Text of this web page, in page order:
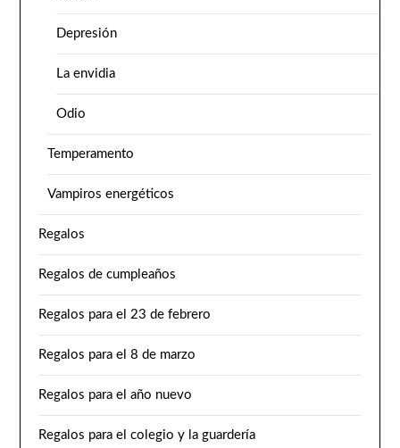
Depresión
La envidia
Odio
Temperamento
Vampiros energéticos
Regalos
Regalos de cumpleaños
Regalos para el 23 de febrero
Regalos para el 8 de marzo
Regalos para el año nuevo
Regalos para el colegio y la guardería